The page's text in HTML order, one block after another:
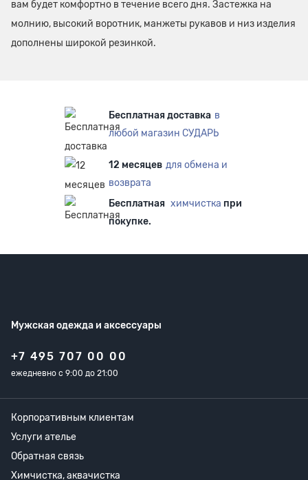
вам будет комфортно в течение всего дня. Застежка на
молнию, высокий воротник, манжеты рукавов и низ изделия
дополнены широкой резинкой.
Бесплатная доставка в
любой магазин СУДАРЬ
12 месяцев для обмена и
возврата
Бесплатная химчистка при
покупке.
Мужская одежда и аксессуары
+7 495 707 00 00
ежедневно с 9:00 до 21:00
Корпоративным клиентам
Услуги ателье
Обратная связь
Химчистка, аквачистка